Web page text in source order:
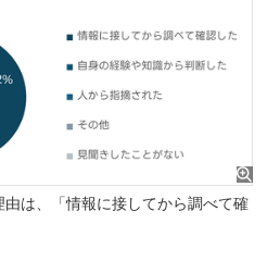
は、「情報に接してから調べて確